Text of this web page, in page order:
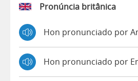
Pronúncia britânica
Hon pronunciado por
Hon pronunciado por